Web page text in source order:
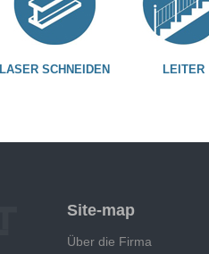
LASER SCHNEIDEN LEITER
Site-map
Über die Firma